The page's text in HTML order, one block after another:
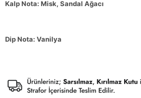
Kalp Nota: Misk, Sandal Ağacı
Dip Nota: Vanilya